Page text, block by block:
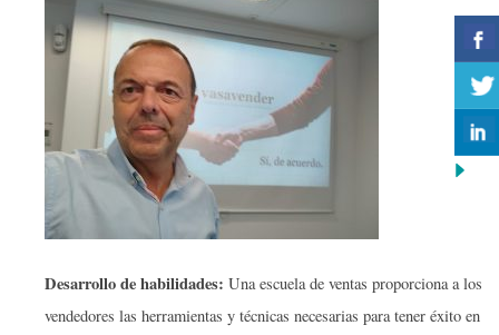
Desarrollo de habilidades: Una escuela de ventas proporciona a los
vendedores las herramientas y técnicas necesarias para tener éxito en